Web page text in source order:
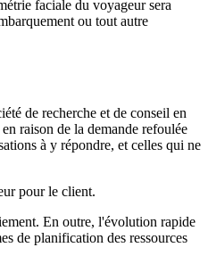
faciale du voyageur sera
ou tout autre
de recherche et de conseil en
raison de la demande refoulée
à y répondre, et celles qui ne
pour le client.
En outre, l'évolution rapide
de planification des ressources